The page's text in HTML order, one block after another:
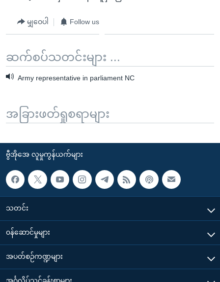
မျှဝေပါ Follow us
ဆက်စပ်သတင်းများ ...
Army representative in parliament NC
အခြားဖတ်ရှုစရာများ
ဗွီအိုအေ လူမှုကွန်ယက်များ
သတင်း
၀န်ဆောင်မှုများ
အပတ်စဉ်ကဏ္ဍများ